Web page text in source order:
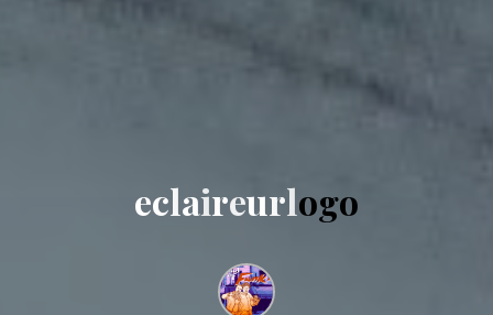
eclaireurlogo